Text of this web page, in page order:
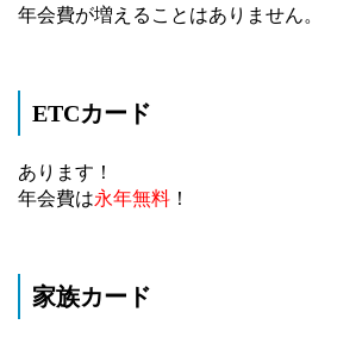
年会費が増えることはありません。
ETCカード
あります！
年会費は永年無料 ！
家族カード